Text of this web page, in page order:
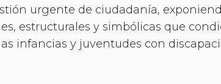
urgente de ciudadanía,
estructurales y simbólicas que
infancias y juventudes con